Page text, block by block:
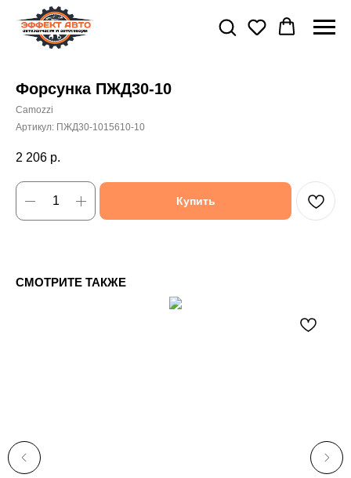
Форсунка ПЖД30-10
Camozzi
Артикул: ПЖД30-1015610-10
2 206 р.
Купить
СМОТРИТЕ ТАКЖЕ